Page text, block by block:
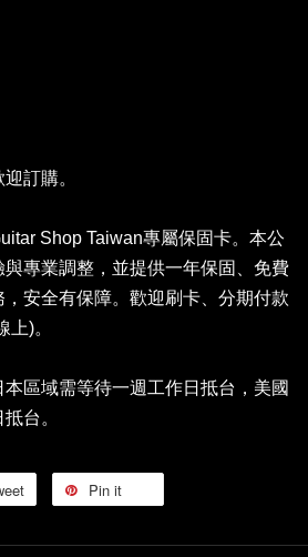
訂購。
Shop Taiwan專屬保固卡。本公
專業調整，並提供一年保固、免費
安全有保障。歡迎刷卡、分期付款
)。
區域需等待一週工作日抵台，美國
台。
Pin it